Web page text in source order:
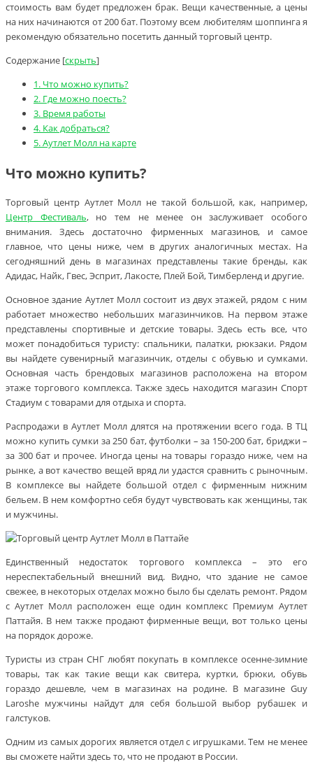
стоимость вам будет предложен брак. Вещи качественные, а цены
на них начинаются от 200 бат. Поэтому всем любителям шоппинга я
рекомендую обязательно посетить данный торговый центр.
Содержание [скрыть]
1. Что можно купить?
2. Где можно поесть?
3. Время работы
4. Как добраться?
5.Аутлет Молл на карте
Что можно купить?
Торговый центр Аутлет Молл не такой большой, как, например,
Центр Фестиваль, но тем не менее он заслуживает особого
внимания. Здесь достаточно фирменных магазинов, и самое
главное, что цены ниже, чем в других аналогичных местах. На
сегодняшний день в магазинах представлены такие бренды, как
Адидас, Найк, Гвес, Эсприт, Лакосте, Плей Бой, Тимберленд и другие.
Основное здание Аутлет Молл состоит из двух этажей, рядом с ним
работает множество небольших магазинчиков. На первом этаже
представлены спортивные и детские товары. Здесь есть все, что
может понадобиться туристу: спальники, палатки, рюкзаки. Рядом
вы найдете сувенирный магазинчик, отделы с обувью и сумками.
Основная часть брендовых магазинов расположена на втором
этаже торгового комплекса. Также здесь находится магазин Спорт
Стадиум с товарами для отдыха и спорта.
Распродажи в Аутлет Молл длятся на протяжении всего года. В ТЦ
можно купить сумки за 250 бат, футболки – за 150-200 бат, бриджи –
за 300 бат и прочее. Иногда цены на товары гораздо ниже, чем на
рынке, а вот качество вещей вряд ли удастся сравнить с рыночным.
В комплексе вы найдете большой отдел с фирменным нижним
бельем. В нем комфортно себя будут чувствовать как женщины, так
и мужчины.
Единственный недостаток торгового комплекса – это его
нереспектабельный внешний вид. Видно, что здание не самое
свежее, в некоторых отделах можно было бы сделать ремонт. Рядом
с Аутлет Молл расположен еще один комплекс Премиум Аутлет
Паттайя. В нем также продают фирменные вещи, вот только цены
на порядок дороже.
Туристы из стран СНГ любят покупать в комплексе осенне-зимние
товары, так как такие вещи как свитера, куртки, брюки, обувь
гораздо дешевле, чем в магазинах на родине. В магазине Guy
Laroshe мужчины найдут для себя большой выбор рубашек и
галстуков.
Одним из самых дорогих является отдел с игрушками. Тем не менее
вы сможете найти здесь то, что не продают в России.